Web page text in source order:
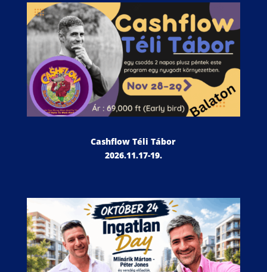
Cashflow Téli Tábor
2026.11.17-19.